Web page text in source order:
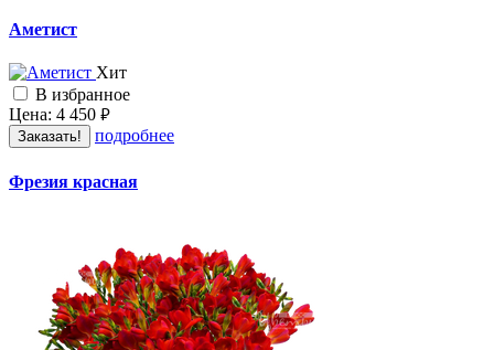
Аметист
Хит
В избранное
Цена: 4 450 руб.
Заказать! подробнее
Фрезия красная